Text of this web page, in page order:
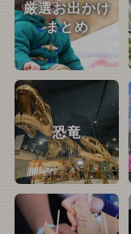
厳選お出かけ
まとめ
恐竜